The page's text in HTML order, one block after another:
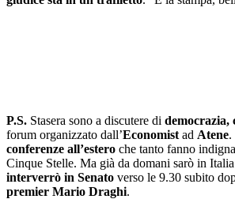
P.S. Stasera sono a discutere di
forum organizzato dall’Economist ad Atene.
conferenze all’estero che tanto fanno
Cinque Stelle. Ma già da domani sarò in
interverrò in Senato verso le 9.30 subito
premier Mario Draghi.